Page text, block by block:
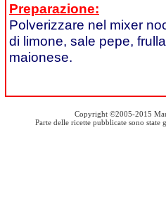
Preparazione:
Polverizzare nel mixer
di limone, sale pepe,
maionese.
Copyright ©2005-2015
Parte delle ricette pubblicate sono state